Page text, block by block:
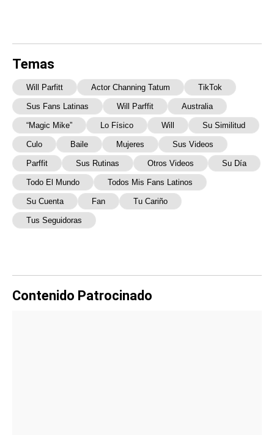
Temas
Will Parfitt Actor Channing Tatum TikTok
Sus Fans Latinas Will Parffit Australia
“Magic Mike” Lo Físico Will Su Similitud
Culo Baile Mujeres Sus Videos
Parffit Sus Rutinas Otros Videos Su Día
Todo El Mundo Todos Mis Fans Latinos
Su Cuenta Fan Tu Cariño
Tus Seguidoras
Contenido Patrocinado